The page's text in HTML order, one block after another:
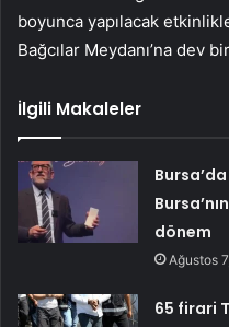
boyunca yapılacak
Bağcılar Meydanı’na dev
İlgili Makaleler
Bursa’da
dönem
Ağustos
65 firari